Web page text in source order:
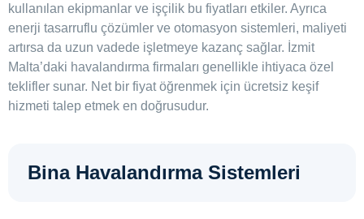
Bina Havalandırma Sistemleri
kullanılan ekipmanlar ve işçilik bu fiyatları etkiler. Ayrıca
enerji tasarruflu çözümler ve otomasyon sistemleri, maliyeti
artırsa da uzun vadede işletmeye kazanç sağlar. İzmit
Malta’daki havalandırma firmaları genellikle ihtiyaca özel
teklifler sunar. Net bir fiyat öğrenmek için ücretsiz keşif
hizmeti talep etmek en doğrusudur.